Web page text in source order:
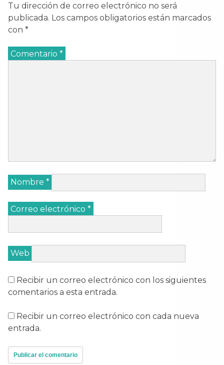
Tu dirección de correo electrónico no será
publicada. Los campos obligatorios están marcados
con *
Comentario *
Nombre *
Correo electrónico *
Web
Recibir un correo electrónico con los siguientes
comentarios a esta entrada.
Recibir un correo electrónico con cada nueva
entrada.